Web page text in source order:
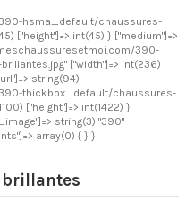
hsma_default/chaussures-
["height"]=> int(45) } ["medium"]=>
390-
["width"]=> int(236)
string(94)
thickbox_default/chaussures-
["height"]=> int(1422) }
string(3) "390"
array(0) { } }
brillantes